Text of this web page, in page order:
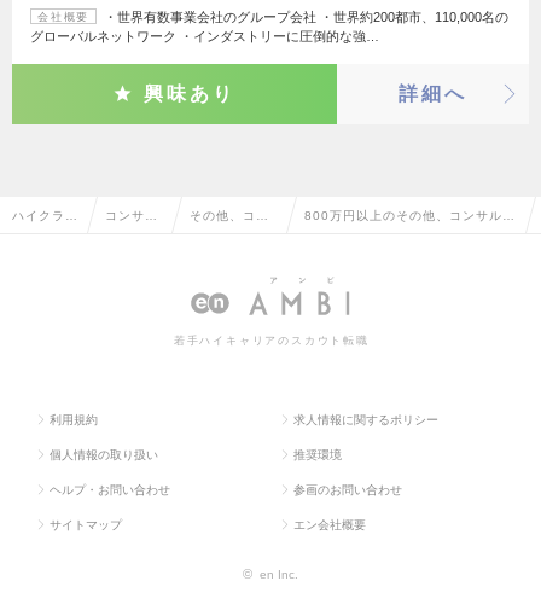
会社概要
・世界有数事業会社のグループ会社 ・世界約200都市、110,000名の
グローバルネットワーク ・インダストリーに圧倒的な強…
興味あり 詳細へ
ハイクラス コンサル その他、コン 800万円以上のその他、コンサルタ
若手ハイキャリアのスカウト転職
利用規約 求人情報に関するポリシー
個人情報の取り扱い 推奨環境
ヘルプ・お問い合わせ 参画のお問い合わせ
サイトマップ エン会社概要
© en Inc.